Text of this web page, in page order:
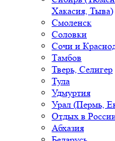
Хакасия, Тыва)
Смоленск
Соловки
Сочи и
Тамбов
Тверь, Селигер
Тула
Удмуртия
Урал (Пермь,
Отдых в
Абхазия